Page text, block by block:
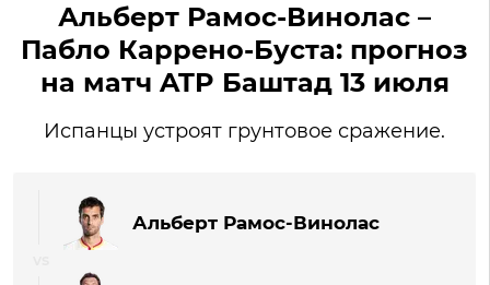
Альберт Рамос-Винолас –
Пабло Каррено-Буста: прогноз
на матч ATP Баштад 13 июля
Испанцы устроят грунтовое сражение.
Альберт Рамос-Винолас